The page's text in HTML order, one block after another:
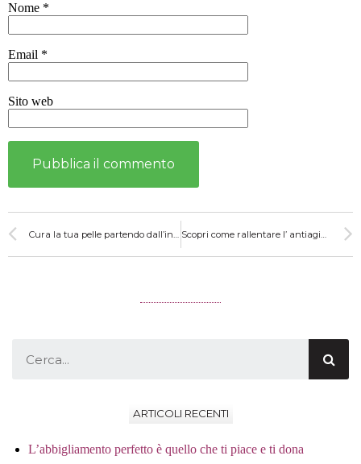
Nome *
Email *
Sito web
Cura la tua pelle partendo dall’interno Scopri come rallentare l’ antiaging partendo dall’interno – recensione
ARTICOLI RECENTI
L’abbigliamento perfetto è quello che ti piace e ti dona